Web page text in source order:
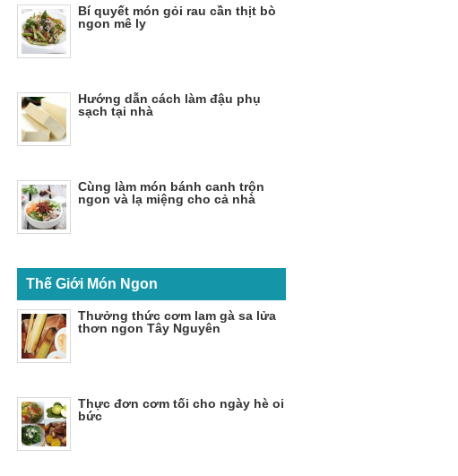
Bí quyết món gỏi rau cần thịt bò
ngon mê ly
Hướng dẫn cách làm đậu phụ
sạch tại nhà
Cùng làm món bánh canh trộn
ngon và lạ miệng cho cả nhà
Thế Giới Món Ngon
Thưởng thức cơm lam gà sa lửa
thơn ngon Tây Nguyên
Thực đơn cơm tối cho ngày hè oi
bức